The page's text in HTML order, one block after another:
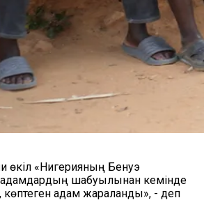
өкіл «Нигерияның Бенуэ
шабуылынан кемінде
көптеген адам жараланды», - деп